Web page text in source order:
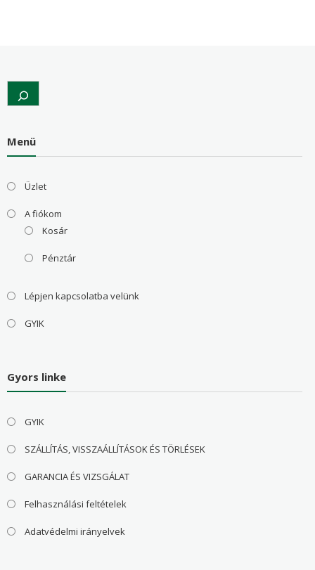
Search
Menü
Üzlet
A fiókom
Kosár
Pénztár
Lépjen kapcsolatba velünk
GYIK
Gyors linke
GYIK
SZÁLLÍTÁS, VISSZAÁLLÍTÁSOK ÉS TÖRLÉSEK
GARANCIA ÉS VIZSGÁLAT
Felhasználási feltételek
Adatvédelmi irányelvek